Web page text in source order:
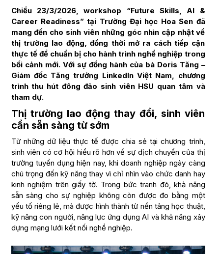
Chiều 23/3/2026, workshop “Future Skills, AI &
Career Readiness” tại Trường Đại học Hoa Sen đã
mang đến cho sinh viên những góc nhìn cập nhật về
thị trường lao động, đồng thời mở ra cách tiếp cận
thực tế để chuẩn bị cho hành trình nghề nghiệp trong
bối cảnh mới. Với sự đồng hành của bà Doris Tăng –
Giám đốc Tăng trưởng LinkedIn Việt Nam, chương
trình thu hút đông đảo sinh viên HSU quan tâm và
tham dự.
Thị trường lao động thay đổi, sinh viên
cần sẵn sàng từ sớm
Từ những dữ liệu thực tế được chia sẻ tại chương trình,
sinh viên có cơ hội hiểu rõ hơn về sự dịch chuyển của thị
trường tuyển dụng hiện nay, khi doanh nghiệp ngày càng
chú trọng đến kỹ năng thay vì chỉ nhìn vào chức danh hay
kinh nghiệm trên giấy tờ. Trong bức tranh đó, khả năng
sẵn sàng cho sự nghiệp không còn được đo bằng một
yếu tố riêng lẻ, mà được hình thành từ nền tảng học thuật,
kỹ năng con người, năng lực ứng dụng AI và khả năng xây
dựng mạng lưới kết nối nghề nghiệp.